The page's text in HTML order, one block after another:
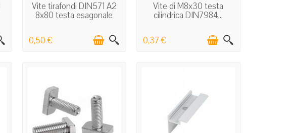
Vite tirafondi DIN571 A2
8x80 testa esagonale
0,50 €
Vite di M8x30 testa
cilindrica DIN7984...
0,37 €